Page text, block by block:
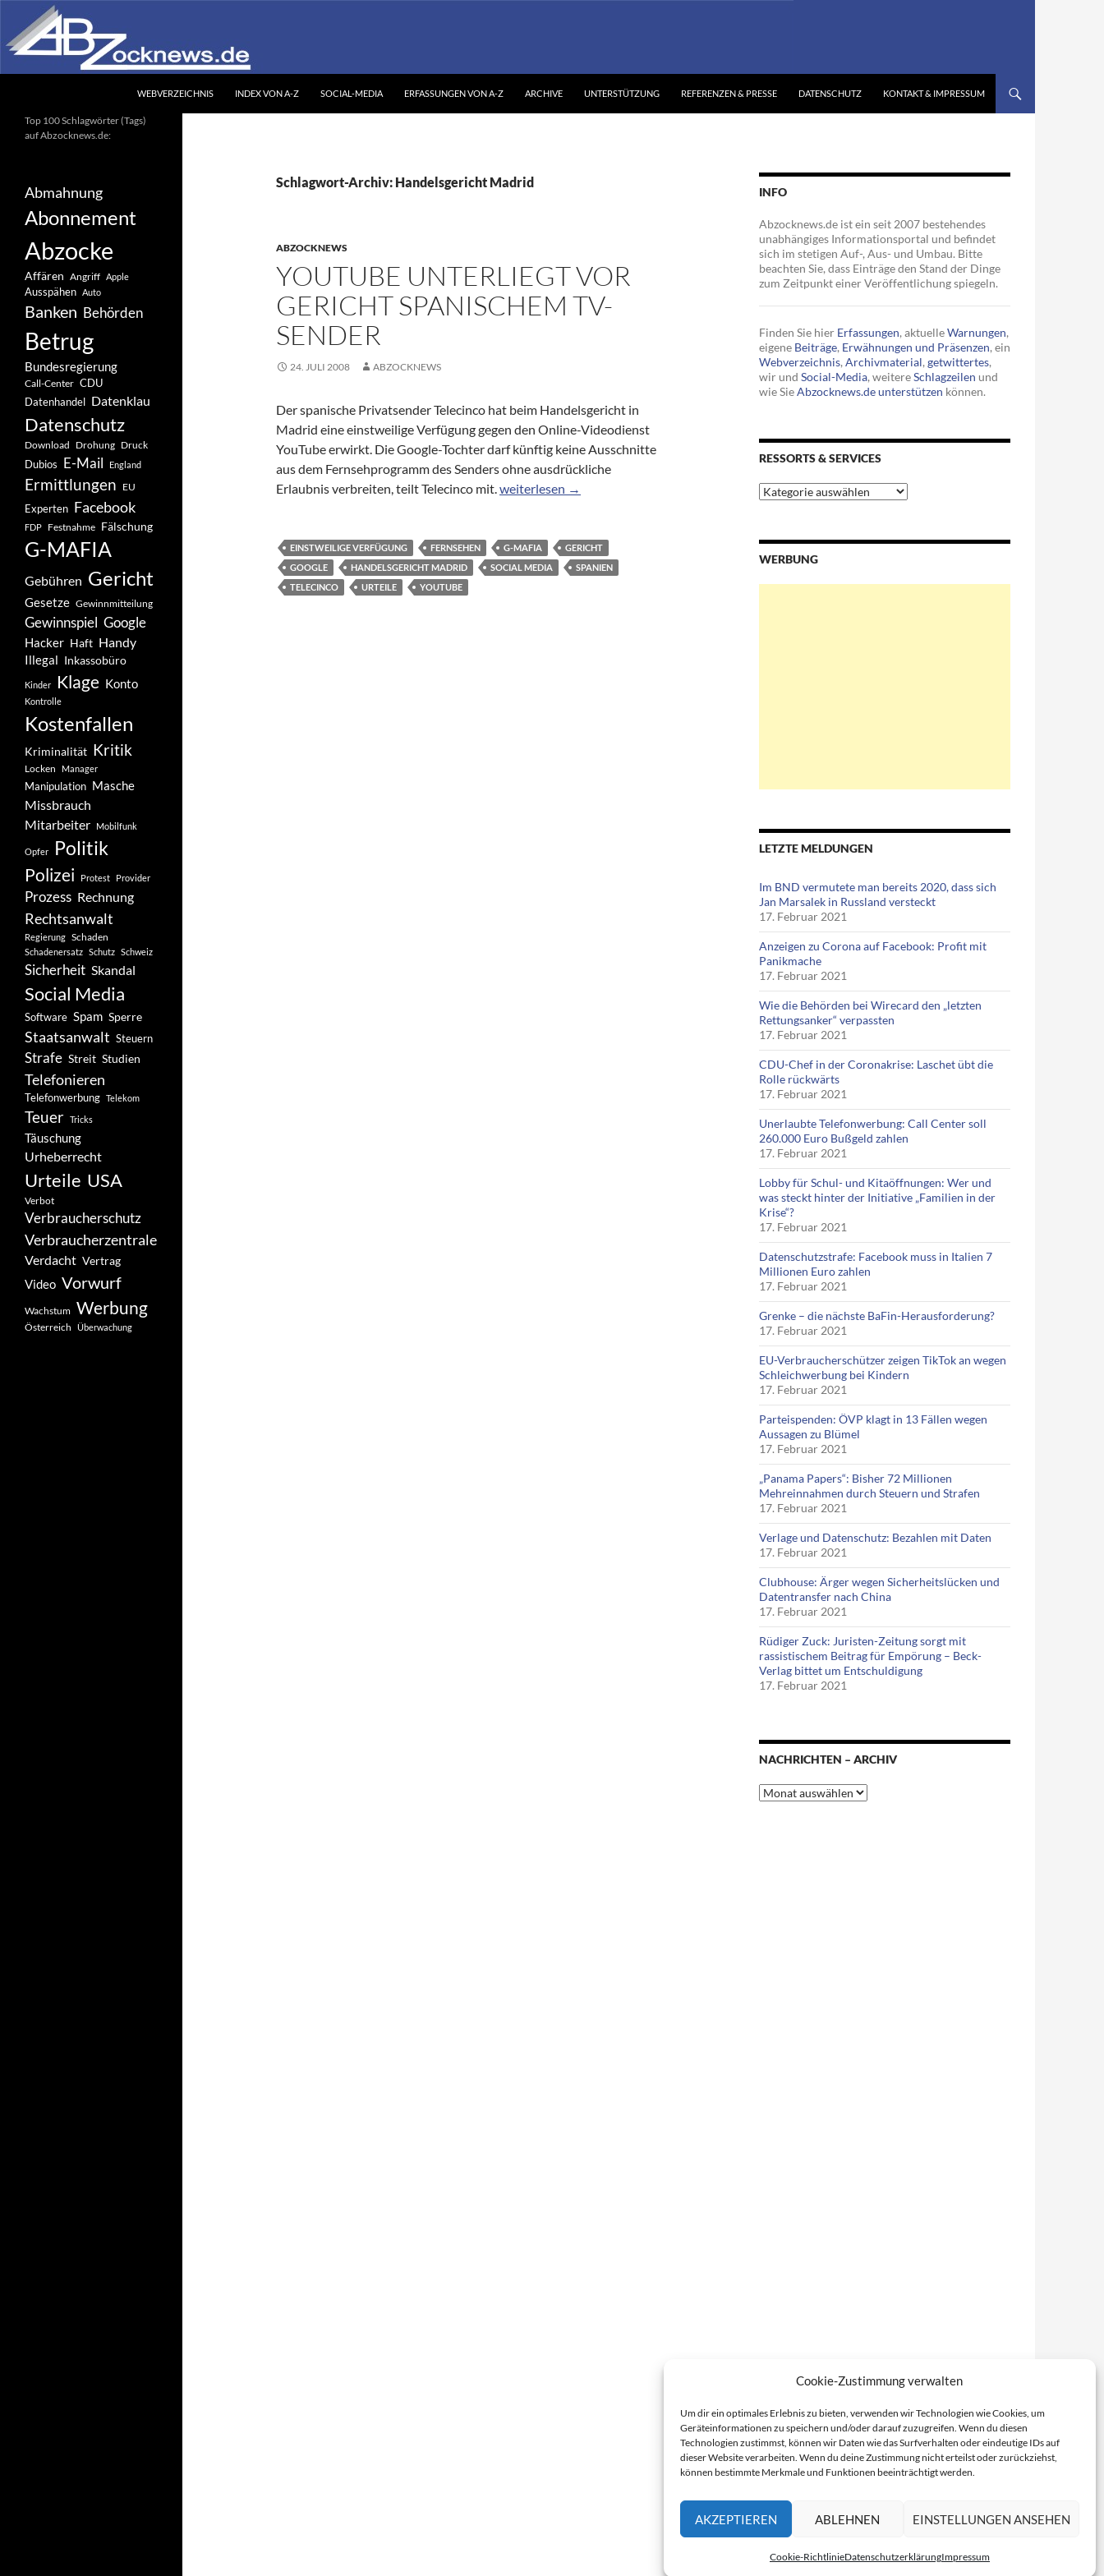
Cookie-Zustimmung verwalten
Um dir ein optimales Erlebnis zu bieten, verwenden wir Technologien wie Cookies, um
Geräteinformationen zu speichern und/oder darauf zuzugreifen. Wenn du diesen
Technologien zustimmst, können wir Daten wie das Surfverhalten oder eindeutige IDs auf
dieser Website verarbeiten. Wenn du deine Zustimmung nicht erteilst oder zurückziehst,
können bestimmte Merkmale und Funktionen beeinträchtigt werden.
AKZEPTIEREN ABLEHNEN EINSTELLUNGEN ANSEHEN
Cookie-RichtlinieDatenschutzerklärungImpressum
Inhalt
springen
WEBVERZEICHNIS INDEX VON A-Z SOCIAL-MEDIA ERFASSUNGEN VON A-Z ARCHIVE UNTERSTÜTZUNG REFERENZEN & PRESSE DATENSCHUTZ KONTAKT & IMPRESSUM
Schlagwort-Archiv: Handelsgericht Madrid
ABZOCKNEWS
YOUTUBE UNTERLIEGT VOR
GERICHT SPANISCHEM TV-
SENDER
24. JULI 2008 ABZOCKNEWS
Der spanische Privatsender Telecinco hat beim Handelsgericht in
Madrid eine einstweilige Verfügung gegen den Online-Videodienst
YouTube erwirkt. Die Google-Tochter darf künftig keine Ausschnitte
aus dem Fernsehprogramm des Senders ohne ausdrückliche
Erlaubnis verbreiten, teilt Telecinco mit.YouTube unterliegt vor Gericht spanischem TV-Sender
weiterlesen →
EINSTWEILIGE VERFÜGUNG FERNSEHEN G-MAFIA
GERICHT
GOOGLE
HANDELSGERICHT MADRID SOCIAL MEDIA
SPANIEN
TELECINCO
URTEILE YOUTUBE
INFO
Abzocknews.de ist ein seit 2007 bestehendes
unabhängiges Informationsportal und befindet
sich im stetigen Auf-, Aus- und Umbau. Bitte
beachten Sie, dass Einträge den Stand der Dinge
zum Zeitpunkt einer Veröffentlichung spiegeln.
Finden Sie hier Erfassungen, aktuelleWarnungen,
eigene Beiträge, Erwähnungen und Präsenzen, ein
Webverzeichnis, Archivmaterial, getwittertes,
wir und Social-Media, weitereSchlagzeilen und
wie SieAbzocknews.de unterstützen können.
RESSORTS & SERVICES
Ressorts
&
WERBUNG
LETZTE MELDUNGEN
Im BND vermutete man bereits 2020, dass sich
Jan Marsalek in Russland versteckt
17. Februar 2021
Anzeigen zu Corona auf Facebook: Profit mit
Panikmache
17. Februar 2021
Wie die Behörden bei Wirecard den „letzten
Rettungsanker“ verpassten
17. Februar 2021
CDU-Chef in der Coronakrise: Laschet übt die
Rolle rückwärts
17. Februar 2021
Unerlaubte Telefonwerbung: Call Center soll
260.000 Euro Bußgeld zahlen
17. Februar 2021
Lobby für Schul- und Kitaöffnungen: Wer und
was steckt hinter der Initiative „Familien in der
Krise“?
17. Februar 2021
Datenschutzstrafe: Facebook muss in Italien 7
Millionen Euro zahlen
17. Februar 2021
Grenke – die nächste BaFin-Herausforderung?
17. Februar 2021
EU-Verbraucherschützer zeigen TikTok an wegen
Schleichwerbung bei Kindern
17. Februar 2021
Parteispenden: ÖVP klagt in 13 Fällen wegen
Aussagen zu Blümel
17. Februar 2021
„Panama Papers“: Bisher 72 Millionen
Mehreinnahmen durch Steuern und Strafen
17. Februar 2021
Verlage und Datenschutz: Bezahlen mit Daten
17. Februar 2021
Clubhouse: Ärger wegen Sicherheitslücken und
Datentransfer nach China
17. Februar 2021
Rüdiger Zuck: Juristen-Zeitung sorgt mit
rassistischem Beitrag für Empörung – Beck-
Verlag bittet um Entschuldigung
17. Februar 2021
NACHRICHTEN – ARCHIV
Nachrichten
–
Ihr unabhängiges
Informationsportal
Top 100 Schlagwörter (Tags)
auf Abzocknews.de:
Abmahnung
Abonnement
Abzocke
Affären Angriff Apple
Ausspähen Auto
Banken Behörden
Betrug
Bundesregierung
Call-Center CDU
Datenhandel Datenklau
Datenschutz
Download Drohung Druck
Dubios E-Mail England
Ermittlungen EU
Experten Facebook
FDP Festnahme Fälschung
G-MAFIA
Gebühren Gericht
Gesetze Gewinnmitteilung
Gewinnspiel Google
Hacker Haft Handy
Illegal Inkassobüro
Kinder Klage Konto
Kontrolle
Kostenfallen
Kriminalität Kritik
Locken Manager
Manipulation Masche
Missbrauch
Mitarbeiter
Mobilfunk
Opfer Politik
Polizei Protest Provider
Prozess Rechnung
Rechtsanwalt
Regierung Schaden
Schadenersatz Schutz Schweiz
Sicherheit Skandal
Social Media
Software Spam Sperre
Staatsanwalt Steuern
Strafe Streit Studien
Telefonieren
Telefonwerbung Telekom
Teuer Tricks
Täuschung
Urheberrecht
Urteile USA
Verbot
Verbraucherschutz
Verbraucherzentrale
Verdacht Vertrag
Video Vorwurf
Wachstum Werbung
Österreich Überwachung